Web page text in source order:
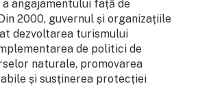
angajamentului față de
2000, guvernul și organizațiile
dezvoltarea turismului
de politici de
naturale, promovarea
și susținerea protecției